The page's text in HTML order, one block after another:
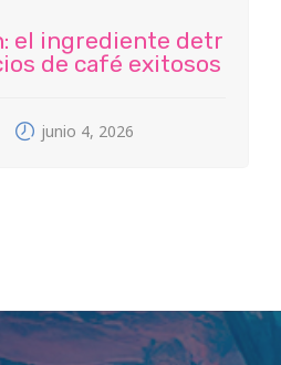
el ingrediente detr
de café exitosos
junio 4, 2026